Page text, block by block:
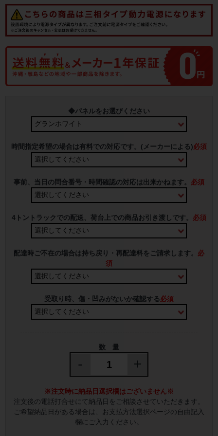
◆パネルをお選びください
時間指定希望の場合は有料での対応です。(メーカーによる)必須
事前、当日の問合番号・時間確認の対応は出来かねます。 必須
4トントラックでの配送、荷台上での商品お引き渡しです。 必須
配達時ご不在の場合は持ち戻り・再配達料をご請求します。 必
須
受取り時、傷・凹みがないか確認する必須
数 量
- +
※注文時に納品日選択欄はございません※
注文後の電話打合せにて納品日をご相談させていただきます。
ご希望納品日がある場合は、お支払方法選択ページの自由記入
欄にご入力ください。